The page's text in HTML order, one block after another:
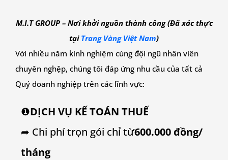
M.I.T GROUP – Nơi khởi nguồn thành công (Đã xác thực
tại Trang Vàng Việt Nam)
Với nhiều năm kinh nghiệm cùng đội ngũ nhân viên
chuyên nghệp, chúng tôi đáp ứng nhu cầu của tất cả
Quý doanh nghiệp trên các lĩnh vực:
❶DỊCH VỤ KẾ TOÁN THUẾ
➦ Chi phí trọn gói chỉ từ600.000 đồng/
tháng